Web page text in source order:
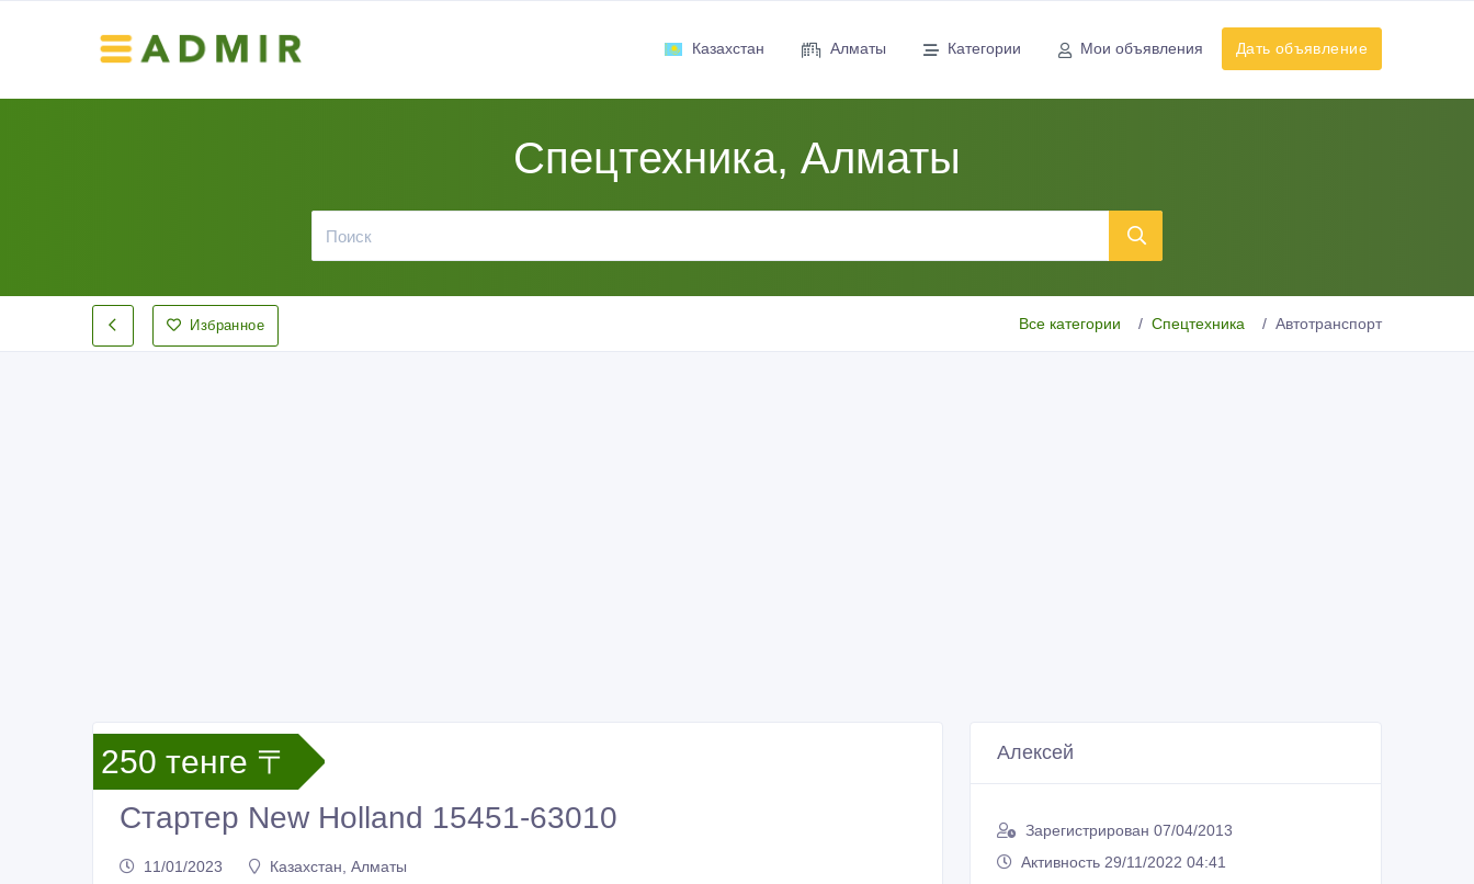
Казахстан Алматы Категории Мои объявления Дать объявление
Спецтехника, Алматы
Избранное Все категории Спецтехника Автотранспорт
250 тенге 〒
Стартер New Holland 15451-63010
11/01/2023
Казахстан, Алматы
Алексей
Зарегистрирован 07/04/2013
Активность 29/11/2022 04:41